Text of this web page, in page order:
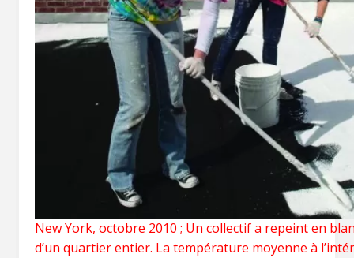
New York, octobre 2010 ; Un collectif a repeint en
d’un quartier entier. La température moyenne à